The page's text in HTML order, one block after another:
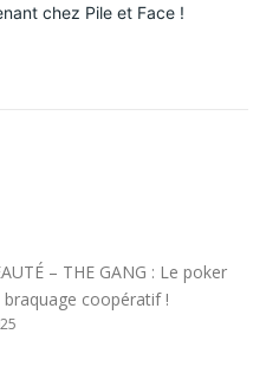
chez Pile et Face !
– THE GANG : Le poker
braquage coopératif !